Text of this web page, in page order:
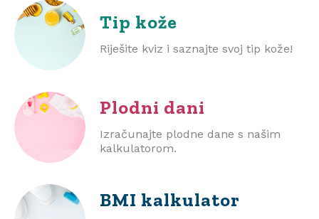
Tip kože
Riješite kviz i saznajte svoj tip kože!
Plodni dani
Izračunajte plodne dane s našim
kalkulatorom.
BMI kalkulator